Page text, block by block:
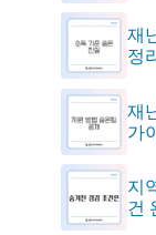
재
정
재
가
지
건